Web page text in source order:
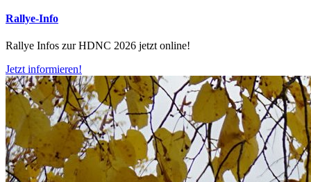
Rallye-Info
Rallye Infos zur HDNC 2026 jetzt online!
Jetzt informieren!